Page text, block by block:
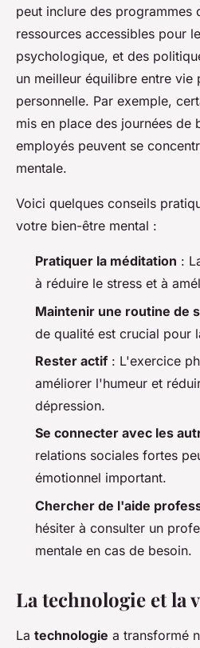
peut inclure des programmes
ressources accessibles pour
psychologique, et des
un meilleur équilibre entre vie
personnelle. Par exemple,
mis en place des journées de
employés peuvent se
mentale.
Voici quelques conseils
votre bien-être mental :
Pratiquer la méditation :
à réduire le stress et à
Maintenir une routine de
de qualité est crucial pour
Rester actif : L'exercice
améliorer l'humeur et
dépression.
Se connecter avec les
relations sociales fortes
émotionnel important.
Chercher de l'aide
hésiter à consulter un
mentale en cas de besoin.
La technologie et la
La technologie a transformé